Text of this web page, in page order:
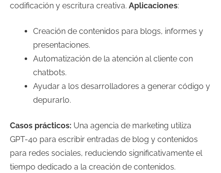
codificación y escritura creativa. Aplicaciones:
Creación de contenidos para blogs, informes y
presentaciones.
Automatización de la atención al cliente con
chatbots.
Ayudar a los desarrolladores a generar código y
depurarlo.
Casos prácticos: Una agencia de marketing utiliza
GPT-4o para escribir entradas de blog y contenidos
para redes sociales, reduciendo significativamente el
tiempo dedicado a la creación de contenidos.